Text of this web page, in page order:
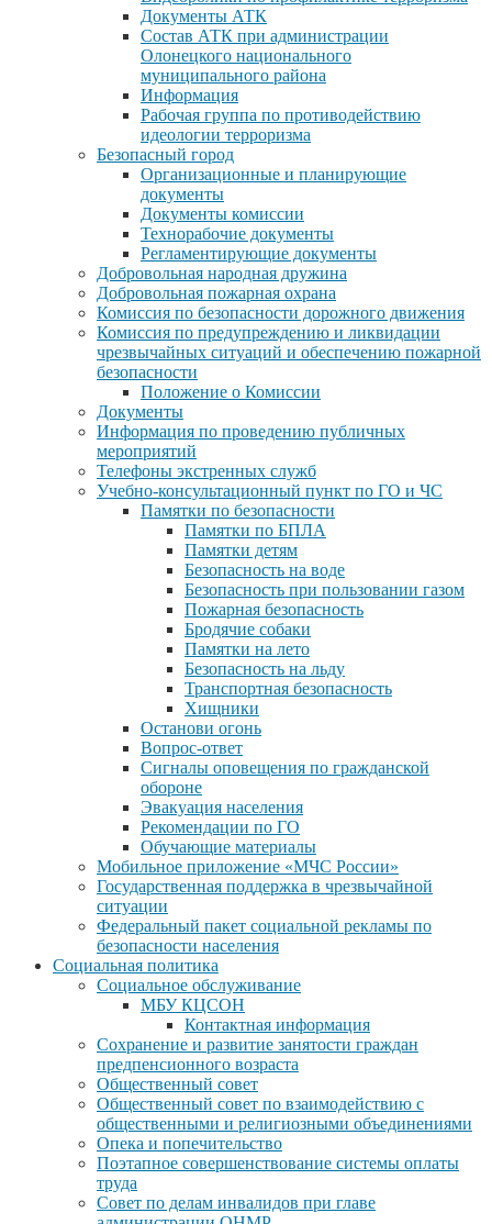
Документы АТК
Состав АТК при администрации
Олонецкого национального
муниципального района
Информация
Рабочая группа по противодействию
идеологии терроризма
Безопасный город
Организационные и планирующие
документы
Документы комиссии
Технорабочие документы
Регламентирующие документы
Добровольная народная дружина
Добровольная пожарная охрана
Комиссия по безопасности дорожного движения
Комиссия по предупреждению и ликвидации
чрезвычайных ситуаций и обеспечению пожарной
безопасности
Положение о Комиссии
Документы
Информация по проведению публичных
мероприятий
Телефоны экстренных служб
Учебно-консультационный пункт по ГО и ЧС
Памятки по безопасности
Памятки по БПЛА
Памятки детям
Безопасность на воде
Безопасность при пользовании газом
Пожарная безопасность
Бродячие собаки
Памятки на лето
Безопасность на льду
Транспортная безопасность
Хищники
Останови огонь
Вопрос-ответ
Сигналы оповещения по гражданской
обороне
Эвакуация населения
Рекомендации по ГО
Обучающие материалы
Мобильное приложение «МЧС России»
Государственная поддержка в чрезвычайной
ситуации
Федеральный пакет социальной рекламы по
безопасности населения
Социальная политика
Социальное обслуживание
МБУ КЦСОН
Контактная информация
Сохранение и развитие занятости граждан
предпенсионного возраста
Общественный совет
Общественный совет по взаимодействию с
общественными и религиозными объединениями
Опека и попечительство
Поэтапное совершенствование системы оплаты
труда
Совет по делам инвалидов при главе